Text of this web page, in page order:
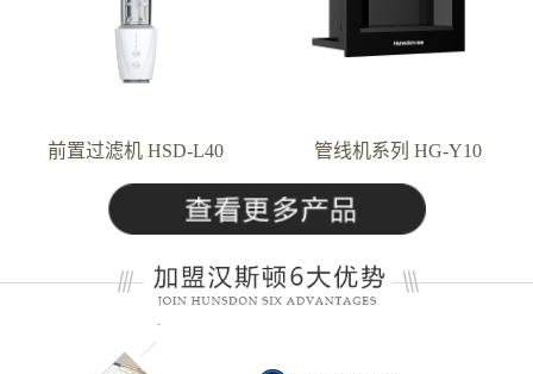
前置过滤机 HSD-L40 管线机系列 HG-Y10